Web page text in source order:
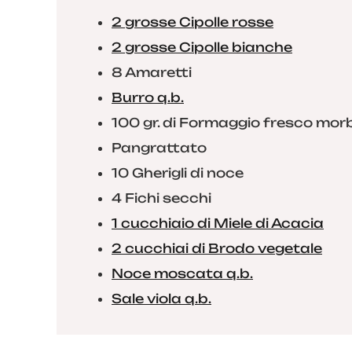
2 grosse Cipolle rosse
2 grosse Cipolle bianche
8 Amaretti
Burro q.b.
100 gr. di Formaggio fresco
Pangrattato
10 Gherigli di noce
4 Fichi secchi
1 cucchiaio di Miele di Acacia
2 cucchiai di Brodo vegetale
Noce moscata q.b.
Sale viola q.b.